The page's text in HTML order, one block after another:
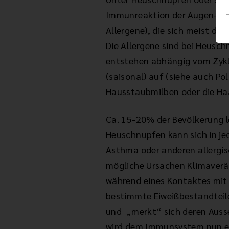
Immunreaktion der Augen-
Allergene), die sich meist
Die Allergene sind bei
entstehen abhängig vom
(saisonal) auf (siehe auch
Hausstaubmilben oder die
Ca. 15-20% der
Heuschnupfen kann sich in
Asthma oder anderen
mögliche Ursachen
während eines Kontaktes
bestimmte
und „merkt“ sich deren
wird dem Immunsystem nun